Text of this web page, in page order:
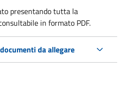
presentando tutta la
in formato PDF.
da allegare